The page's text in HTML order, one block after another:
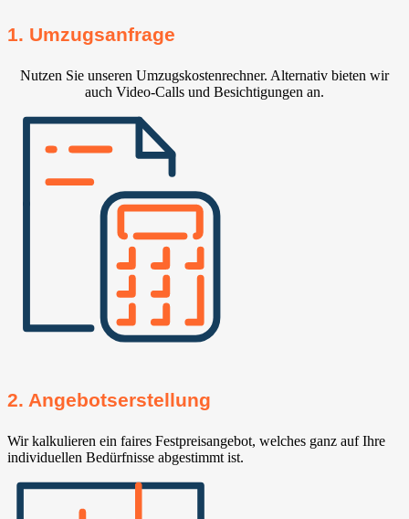
1. Umzugsanfrage
Nutzen Sie unseren Umzugskostenrechner. Alternativ bieten wir
auch Video-Calls und Besichtigungen an.
2. Angebotserstellung
Wir kalkulieren ein faires Festpreisangebot, welches ganz auf Ihre
individuellen Bedürfnisse abgestimmt ist.